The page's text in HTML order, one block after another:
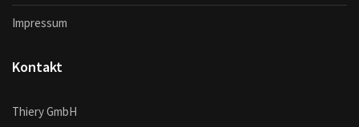
Impressum
Kontakt
Thiery GmbH